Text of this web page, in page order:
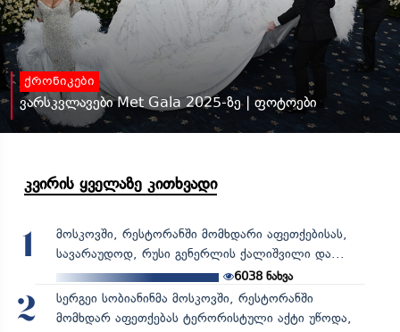
ქრონიკები
ვარსკვლავები Met Gala 2025-ზე | ფოტოები
კვირის ყველაზე კითხვადი
1
მოსკოვში, რესტორანში მომხდარი აფეთქებისას,
სავარაუდოდ, რუსი გენერლის ქალიშვილი და...
6038 ნახვა
2
სერგეი სობიანინმა მოსკოვში, რესტორანში
მომხდარ აფეთქებას ტერორისტული აქტი უწოდა,